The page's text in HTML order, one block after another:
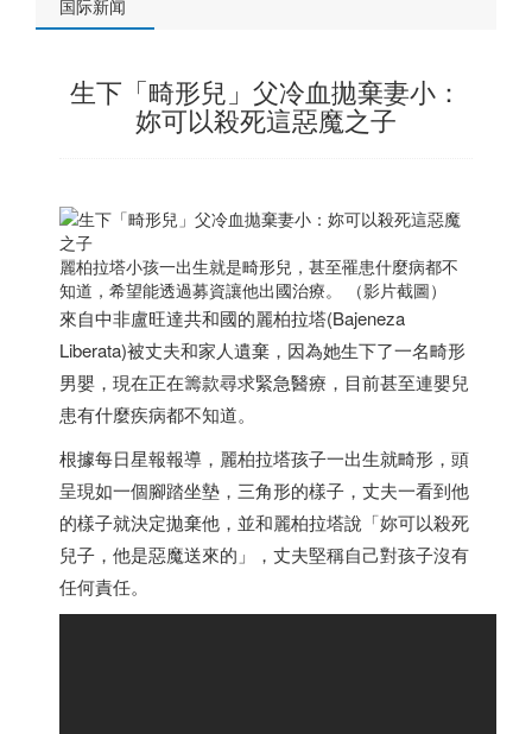
国际新闻
生下「畸形兒」父冷血拋棄妻小：
妳可以殺死這惡魔之子
麗柏拉塔小孩一出生就是畸形兒，甚至罹患什麼病都不
知道，希望能透過募資讓他出國治療。 （影片截圖）
來自中非盧旺達共和國的麗柏拉塔(Bajeneza
Liberata)被丈夫和家人遺棄，因為她生下了一名畸形
男嬰，現在正在籌款尋求緊急醫療，目前甚至連嬰兒
患有什麼疾病都不知道。
根據每日星報報導，麗柏拉塔孩子一出生就畸形，頭
呈現如一個腳踏坐墊，三角形的樣子，丈夫一看到他
的樣子就決定拋棄他，並和麗柏拉塔說「妳可以殺死
兒子，他是惡魔送來的」，丈夫堅稱自己對孩子沒有
任何責任。